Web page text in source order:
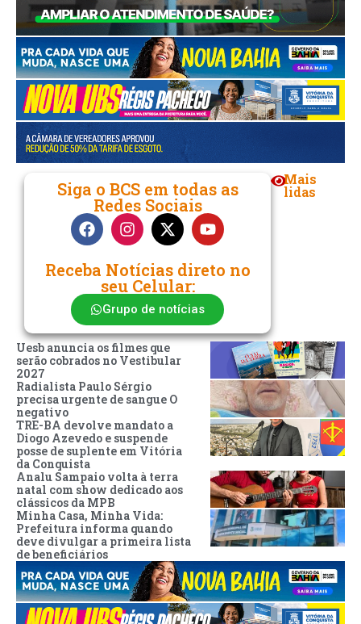
Siga o BCS em todas as
Redes Sociais
Receba Notícias direto no
seu Celular:
Grupo de notícias
Mais
lidas
Uesb anuncia os filmes que
serão cobrados no Vestibular
2027
Radialista Paulo Sérgio
precisa urgente de sangue O
negativo
TRE-BA devolve mandato a
Diogo Azevedo e suspende
posse de suplente em Vitória
da Conquista
Analu Sampaio volta à terra
natal com show dedicado aos
clássicos da MPB
Minha Casa, Minha Vida:
Prefeitura informa quando
deve divulgar a primeira lista
de beneficiários